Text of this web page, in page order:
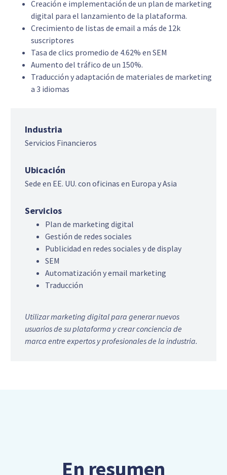
Creación e implementación de un plan de marketing
digital para el lanzamiento de la plataforma.
Crecimiento de listas de email a más de 12k
suscriptores
Tasa de clics promedio de 4.62% en SEM
Aumento del tráfico de un 150%.
Traducción y adaptación de materiales de marketing
a 3 idiomas
Industria
Servicios Financieros
Ubicación
Sede en EE. UU. con oficinas en Europa y Asia
Servicios
Plan de marketing digital
Gestión de redes sociales
Publicidad en redes sociales y de display
SEM
Automatización y email marketing
Traducción
Utilizar marketing digital para generar nuevos
usuarios de su plataforma y crear conciencia de
marca entre expertos y profesionales de la industria.
En resumen